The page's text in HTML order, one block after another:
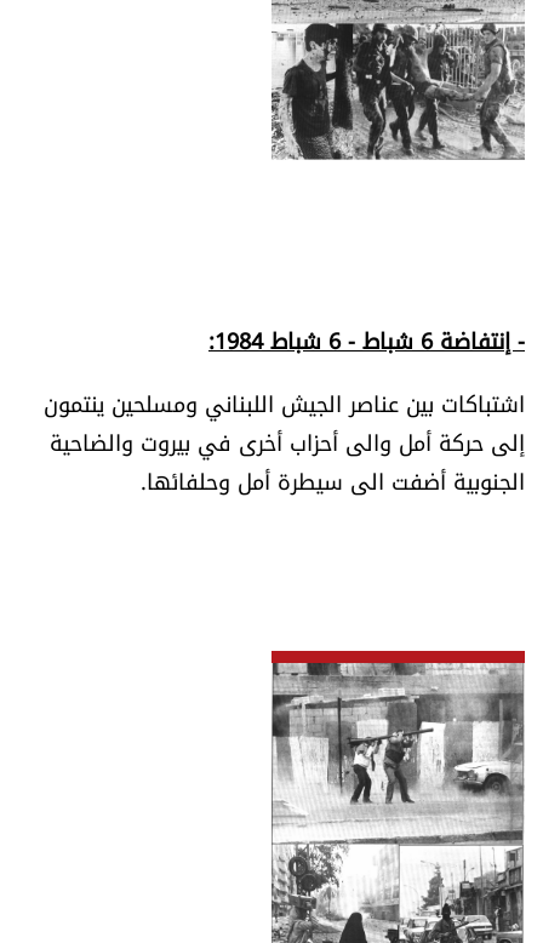
- إنتفاضة 6 شباط - 6 شباط 1984:
اشتباكات بين عناصر الجيش اللبناني ومسلحين ينتمون
إلى حركة أمل والى أحزاب أخرى في بيروت والضاحية
الجنوبية أضفت الى سيطرة أمل وحلفائها.